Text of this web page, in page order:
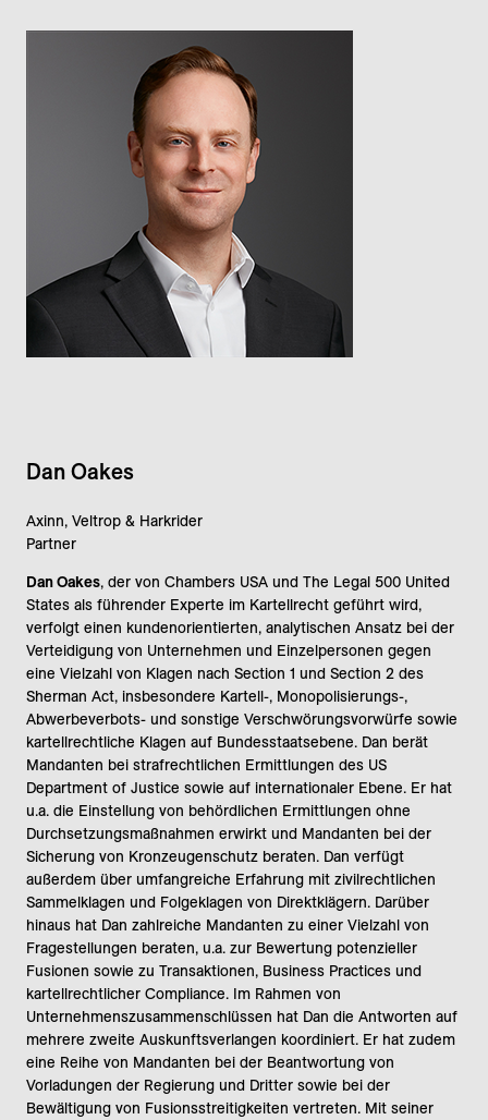
Dan Oakes
Axinn, Veltrop & Harkrider
Partner
Dan Oakes, der von Chambers USA und The Legal 500 United
States als führender Experte im Kartellrecht geführt wird,
verfolgt einen kundenorientierten, analytischen Ansatz bei der
Verteidigung von Unternehmen und Einzelpersonen gegen
eine Vielzahl von Klagen nach Section 1 und Section 2 des
Sherman Act, insbesondere Kartell-, Monopolisierungs-,
Abwerbeverbots- und sonstige Verschwörungsvorwürfe sowie
kartellrechtliche Klagen auf Bundesstaatsebene. Dan berät
Mandanten bei strafrechtlichen Ermittlungen des US
Department of Justice sowie auf internationaler Ebene. Er hat
u.a. die Einstellung von behördlichen Ermittlungen ohne
Durchsetzungsmaßnahmen erwirkt und Mandanten bei der
Sicherung von Kronzeugenschutz beraten. Dan verfügt
außerdem über umfangreiche Erfahrung mit zivilrechtlichen
Sammelklagen und Folgeklagen von Direktklägern. Darüber
hinaus hat Dan zahlreiche Mandanten zu einer Vielzahl von
Fragestellungen beraten, u.a. zur Bewertung potenzieller
Fusionen sowie zu Transaktionen, Business Practices und
kartellrechtlicher Compliance. Im Rahmen von
Unternehmenszusammenschlüssen hat Dan die Antworten auf
mehrere zweite Auskunftsverlangen koordiniert. Er hat zudem
eine Reihe von Mandanten bei der Beantwortung von
Vorladungen der Regierung und Dritter sowie bei der
Bewältigung von Fusionsstreitigkeiten vertreten. Mit seiner